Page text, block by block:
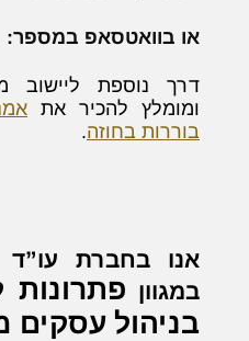
או בוואטסאפ במספר: 050-441-1343
דרך נוספת ליישוב
ומומלץ להכיר את
בוררות בחוזה.
אנו בחברת עו”ד
במגוון פתרונות
בניהול עסקים